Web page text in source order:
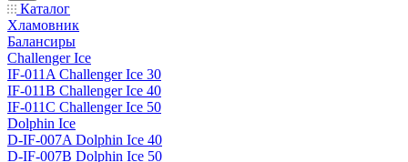
Каталог
Хламовник
Балансиры
Challenger Ice
IF-011A Challenger Ice 30
IF-011B Challenger Ice 40
IF-011C Challenger Ice 50
Dolphin Ice
D-IF-007A Dolphin Ice 40
D-IF-007B Dolphin Ice 50